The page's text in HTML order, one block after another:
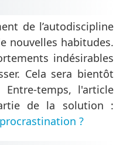
de l’autodiscipline
nouvelles habitudes.
indésirables
Cela sera bientôt
Entre-temps, l'article
de la solution :
?